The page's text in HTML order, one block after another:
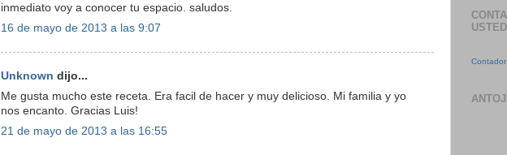
inmediato voy a conocer tu espacio. saludos.
16 de mayo de 2013 a las 9:07
Unknown dijo...
Me gusta mucho este receta. Era facil de hacer y muy delicioso. Mi familia y yo
nos encanto. Gracias Luis!
21 de mayo de 2013 a las 16:55